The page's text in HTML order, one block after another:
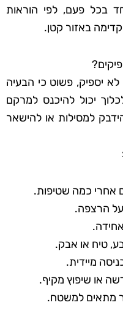
בכל פעם, לפי הוראות
באזור קטן.
יספיק, פשוט כי הבעיה
יכול להיכנס למרקם
למסילות או להישאר
אחרי כמה שטיפות.
הרצפה.
טיח או אבק.
מיידית.
או שיפוץ מקיף.
מתאים למשטח.